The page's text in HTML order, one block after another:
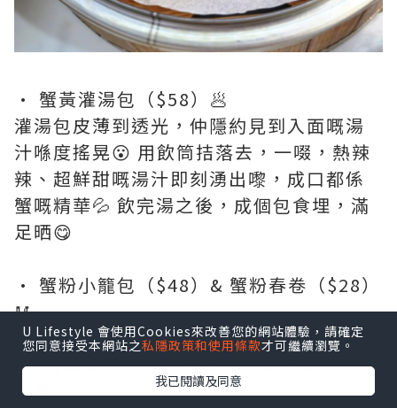
• 蟹黃灌湯包（$58）🥟
灌湯包皮薄到透光，仲隱約見到入面嘅湯
汁喺度搖晃😮 用飲筒拮落去，一啜，熱辣
辣、超鮮甜嘅湯汁即刻湧出嚟，成口都係
蟹嘅精華💦 飲完湯之後，成個包食埋，滿
足晒😋
• 蟹粉小籠包（$48）& 蟹粉春卷（$28）
🥢
小籠包皮薄餡靚，入面包住滿滿蟹粉同
juicy嘅豬肉餡，咬開真係會爆汁🔥 餡料好
足👌
U Lifestyle 會使用Cookies來改善您的網站體驗，請確定
您同意接受本網站之私隱政策和使用條款才可繼續瀏覽。
我已閱讀及同意